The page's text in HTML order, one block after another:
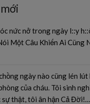
nức nở trong ngày l::y
Một Câu Khiến Ai Cũng
ngày nào cũng lén
của cháu. Tôi sinh
thật, tôi ân hận Cả